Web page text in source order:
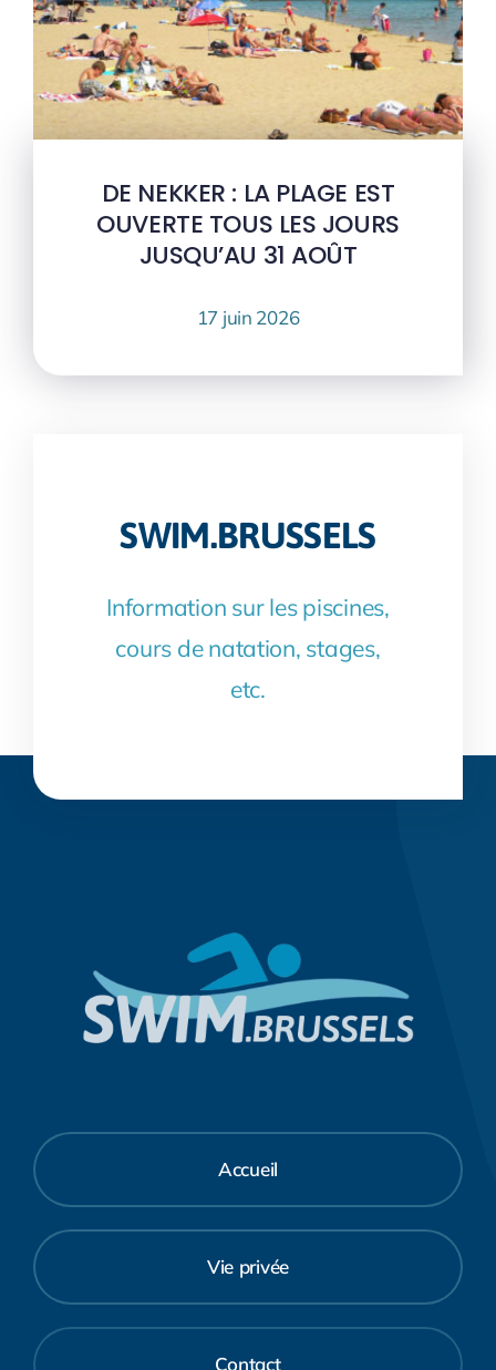
DE NEKKER : LA PLAGE EST
OUVERTE TOUS LES JOURS
JUSQU’AU 31 AOÛT
17 juin 2026
SWIM.BRUSSELS
Information sur les piscines,
cours de natation, stages,
etc.
Accueil
Vie privée
Contact